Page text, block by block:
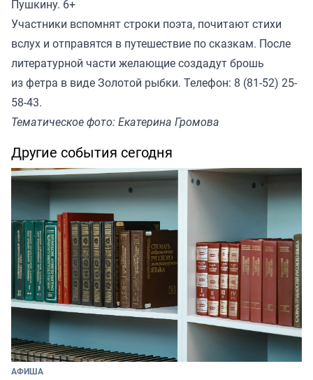
Пушкину. 6+
Участники вспомнят строки поэта, почитают стихи
вслух и отправятся в путешествие по сказкам. После
литературной части желающие создадут брошь
из фетра в виде Золотой рыбки. Телефон: 8 (81-52) 25-
58-43.
Тематическое фото: Екатерина Громова
Другие события сегодня
АФИША